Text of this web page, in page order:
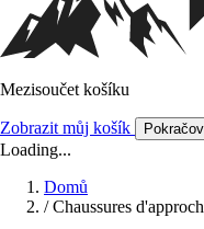
Mezisoučet košíku
Zobrazit můj košík
Loading...
Domů
/ Chaussures